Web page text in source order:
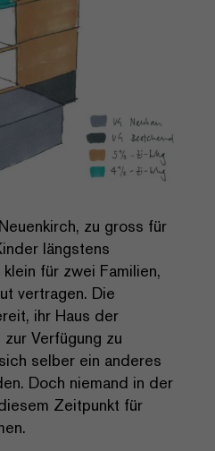
zu gross für
längstens
für zwei Familien,
vertragen. Die
ihr Haus der
Verfügung zu
selber ein anderes
Doch niemand in der
Zeitpunkt für